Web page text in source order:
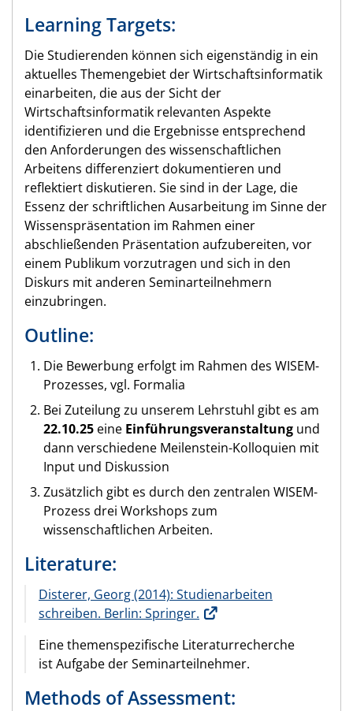
Learning Targets:
Die Studierenden können sich eigenständig in ein
aktuelles Themengebiet der Wirtschaftsinformatik
einarbeiten, die aus der Sicht der
Wirtschaftsinformatik relevanten Aspekte
identifizieren und die Ergebnisse entsprechend
den Anforderungen des wissenschaftlichen
Arbeitens differenziert dokumentieren und
reflektiert diskutieren. Sie sind in der Lage, die
Essenz der schriftlichen Ausarbeitung im Sinne der
Wissenspräsentation im Rahmen einer
abschließenden Präsentation aufzubereiten, vor
einem Publikum vorzutragen und sich in den
Diskurs mit anderen Seminarteilnehmern
einzubringen.
Outline:
Die Bewerbung erfolgt im Rahmen des WISEM-
Prozesses, vgl. Formalia
Bei Zuteilung zu unserem Lehrstuhl gibt es am
22.10.25 eine Einführungsveranstaltung und
dann verschiedene Meilenstein-Kolloquien mit
Input und Diskussion
Zusätzlich gibt es durch den zentralen WISEM-
Prozess drei Workshops zum
wissenschaftlichen Arbeiten.
Literature:
Disterer, Georg (2014): Studienarbeiten
schreiben. Berlin: Springer.
Eine themenspezifische Literaturrecherche
ist Aufgabe der Seminarteilnehmer.
Methods of Assessment: